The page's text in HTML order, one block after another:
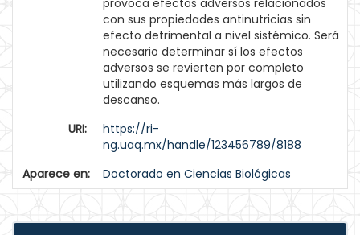
provoca efectos adversos relacionados
con sus propiedades antinutricias sin
efecto detrimental a nivel sistémico. Será
necesario determinar sí los efectos
adversos se revierten por completo
utilizando esquemas más largos de
descanso.
URI:
https://ri-
ng.uaq.mx/handle/123456789/8188
Aparece en:
Doctorado en Ciencias Biológicas